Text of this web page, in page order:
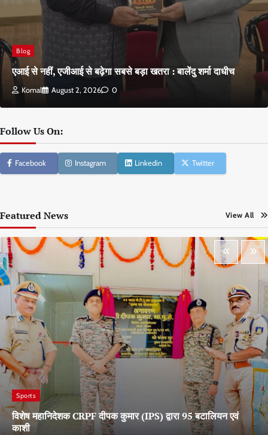
Blog
एआई से नहीं, एजीआई से बढ़ेगा सबसे बड़ा खतरा : बालेंदु शर्मा दाधीच
Komal August 2, 2026 0
Follow Us On:
Facebook Instagram Linkedin Twitter
Featured News View All
Sports
विशेष महानिदेशक CRPF दीपक कुमार (IPS) द्वारा 95 बटालियन एवं
काशी